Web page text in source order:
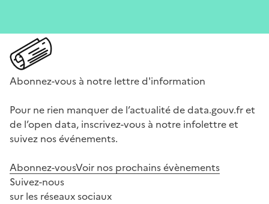
Abonnez-vous à notre lettre d'information
Pour ne rien manquer de l’actualité de data.gouv.fr et
de l’open data, inscrivez-vous à notre infolettre et
suivez nos événements.
Abonnez-vousVoir nos prochains évènements
Suivez-nous
sur les réseaux sociaux